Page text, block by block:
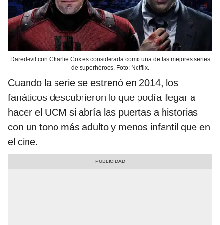
Daredevil con Charlie Cox es considerada como una de las mejores series
de superhéroes. Foto: Netflix.
Cuando la serie se estrenó en 2014, los
fanáticos descubrieron lo que podía llegar a
hacer el UCM si abría las puertas a historias
con un tono más adulto y menos infantil que en
el cine.